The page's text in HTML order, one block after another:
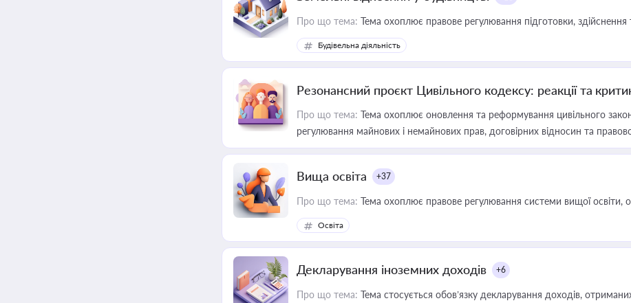
Про що тема: Тема охоплює правове регулювання підготовки, здійснення
Будівельна діяльність
Резонансний проєкт Цивільного кодексу: реакції та
Про що тема: Тема охоплює оновлення та реформування цивільного
регулювання майнових і немайнових прав, договірних відносин та
Вища освіта +37
Про що тема: Тема охоплює правове регулювання системи вищої освіти,
Освіта
Декларування іноземних доходів +6
Про що тема: Тема стосується обов’язку декларування доходів,